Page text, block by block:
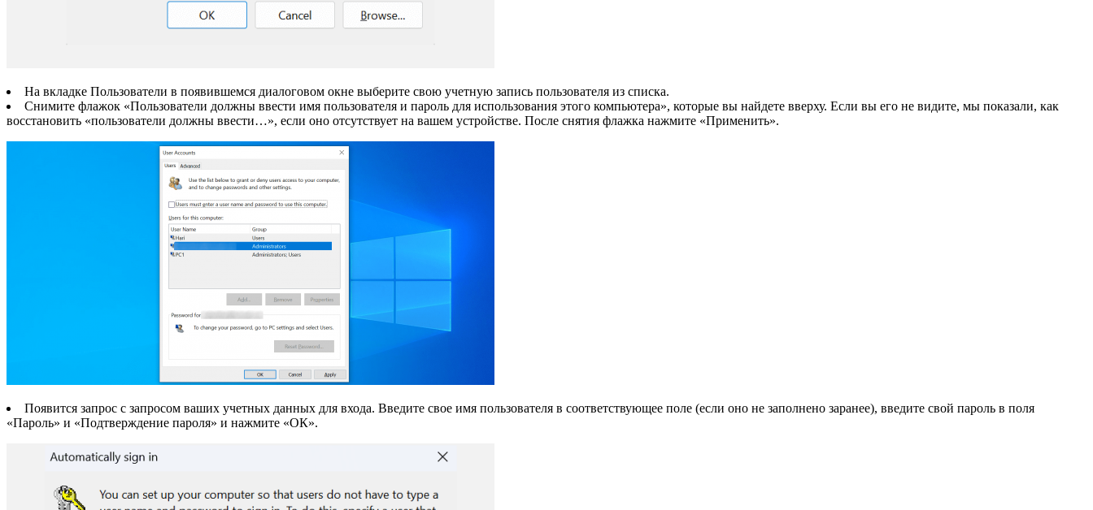
На вкладке Пользователи в появившемся диалоговом окне выберите свою учетную запись пользователя из списка.
Снимите флажок «Пользователи должны ввести имя пользователя и пароль для использования этого компьютера», которые вы найдете вверху. Если вы его не видите, мы показали, как
восстановить «пользователи должны ввести…», если оно отсутствует на вашем устройстве. После снятия флажка нажмите «Применить».
Появится запрос с запросом ваших учетных данных для входа. Введите свое имя пользователя в соответствующее поле (если оно не заполнено заранее), введите свой пароль в поля
«Пароль» и «Подтверждение пароля» и нажмите «ОК».